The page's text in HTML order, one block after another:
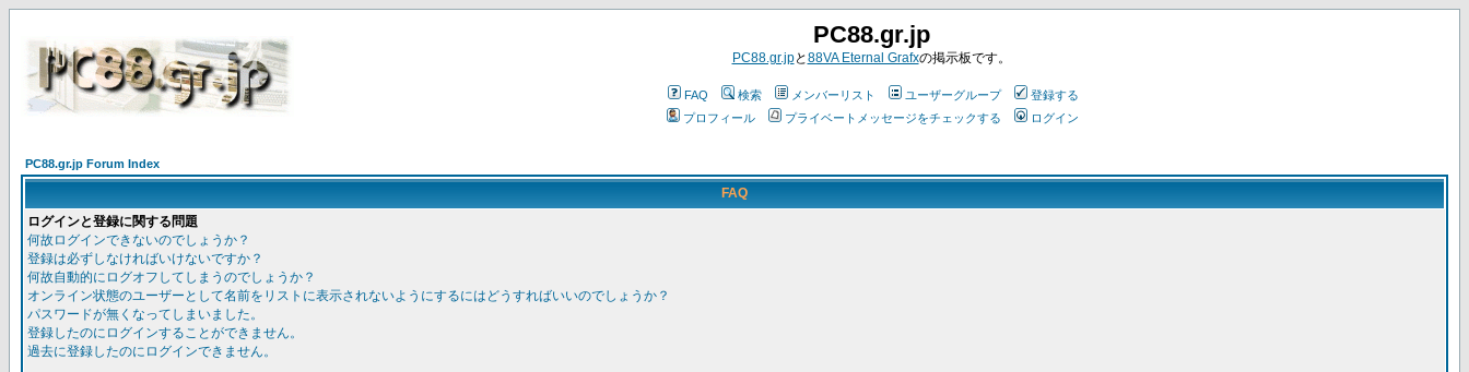
PC88.gr.jp
PC88.gr.jpと88VA Eternal Grafxの掲示板です。
FAQ 検索 メンバーリスト ユーザーグループ
登録する
プロフィール
プライベートメッセージをチェックする ログイン
PC88.gr.jp Forum Index
FAQ
ログインと登録に関する問題
何故ログインできないのでしょうか？
登録は必ずしなければいけないですか？
何故自動的にログオフしてしまうのでしょうか？
オンライン状態のユーザーとして名前をリストに表示されないようにするにはどうすればいいのでしょうか？
パスワードが無くなってしまいました。
登録したのにログインすることができません。
過去に登録したのにログインできません。